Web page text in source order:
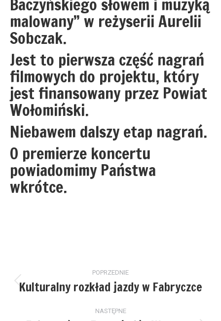
Baczyńskiego słowem i muzyką
malowany” w reżyserii Aurelii
Sobczak.
Jest to pierwsza część nagrań
filmowych do projektu, który
jest finansowany przez Powiat
Wołomiński.
Niebawem dalszy etap nagrań.
O premierze koncertu
powiadomimy Państwa
wkrótce.
wpisów
POPRZEDNIE
Poprzedni
Kulturalny rozkład jazdy w Fabryczce
NASTĘPNE